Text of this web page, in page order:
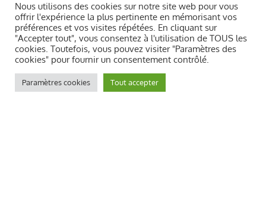
05 59 37 45 08
ligne constat : 07 88 28 00 07
contact@mbjustice.fr
Du lundi au vendredi
Nous utilisons des cookies sur notre site web pour vous
offrir l'expérience la plus pertinente en mémorisant vos
préférences et vos visites répétées. En cliquant sur
"Accepter tout", vous consentez à l'utilisation de TOUS les
cookies. Toutefois, vous pouvez visiter "Paramètres des
cookies" pour fournir un consentement contrôlé.
Paramètres cookies Tout accepter